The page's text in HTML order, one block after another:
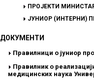
ПРОЈЕКТИ
ЈУНИОР (ИНТЕРНИ)
ДОКУМЕНТИ
Правилници о јуниор
Правилник о
медицинских наука